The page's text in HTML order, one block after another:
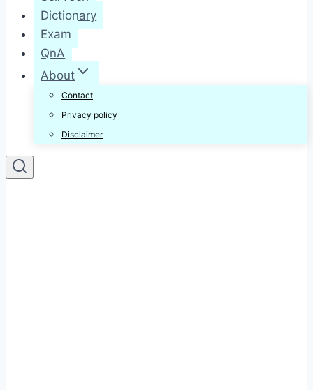
Dictionary
Exam
QnA
About
Contact
Privacy policy
Disclaimer